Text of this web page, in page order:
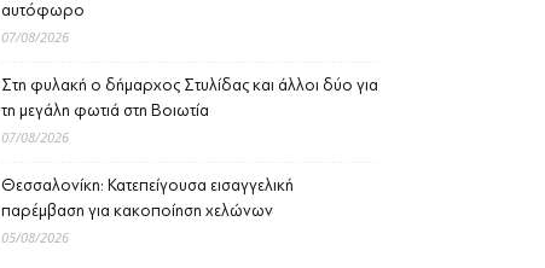
αυτόφωρο
07/08/2026
Στη φυλακή ο δήμαρχος Στυλίδας και άλλοι δύο για
τη μεγάλη φωτιά στη Βοιωτία
07/08/2026
Θεσσαλονίκη: Κατεπείγουσα εισαγγελική
παρέμβαση για κακοποίηση χελώνων
05/08/2026